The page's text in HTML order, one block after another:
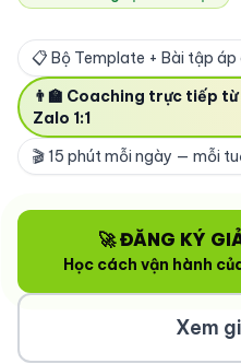
📋 Bộ Template + Bài tập áp
👨‍🏫 Coaching trực tiếp
Zalo 1:1
🎬 15 phút mỗi ngày — mỗi
🚀 ĐĂNG KÝ
Học cách vận hành
Xem